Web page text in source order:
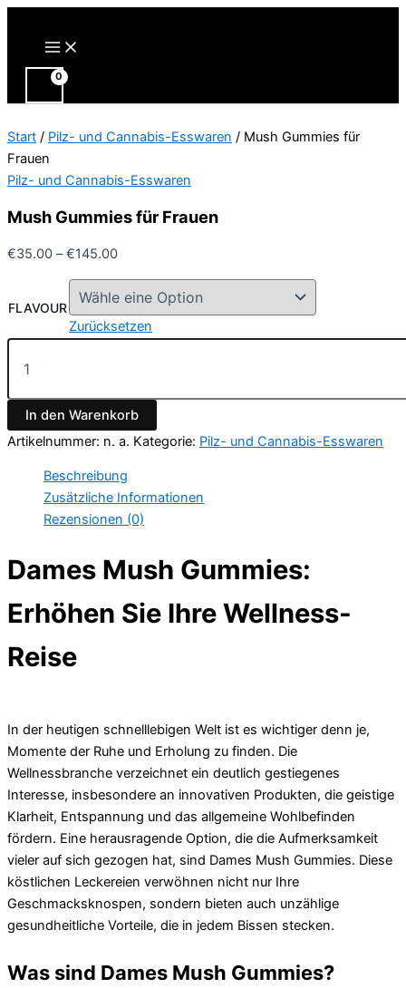
Main
Menu
Start / Pilz- und Cannabis-Esswaren / Mush Gummies für
Frauen
Pilz- und Cannabis-Esswaren
Mush Gummies für Frauen
€35.00 –€145.00Preisspanne:
bis
€145.00
FLAVOUR
Zurücksetzen
Mush
Gummies
Frauen
Menge
In den Warenkorb
Artikelnummer: n. a. Kategorie: Pilz- und Cannabis-Esswaren
Beschreibung
Zusätzliche Informationen
Rezensionen (0)
Dames Mush Gummies:
Erhöhen Sie Ihre Wellness-
Reise
In der heutigen schnelllebigen Welt ist es wichtiger denn je,
Momente der Ruhe und Erholung zu finden. Die
Wellnessbranche verzeichnet ein deutlich gestiegenes
Interesse, insbesondere an innovativen Produkten, die geistige
Klarheit, Entspannung und das allgemeine Wohlbefinden
fördern. Eine herausragende Option, die die Aufmerksamkeit
vieler auf sich gezogen hat, sind Dames Mush Gummies. Diese
köstlichen Leckereien verwöhnen nicht nur Ihre
Geschmacksknospen, sondern bieten auch unzählige
gesundheitliche Vorteile, die in jedem Bissen stecken.
Was sind Dames Mush Gummies?